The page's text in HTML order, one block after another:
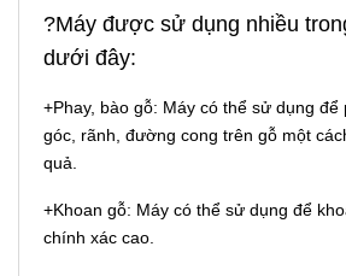
?Máy được sử dụng nhiều
dưới đây:
+Phay, bào gỗ: Máy có thể sử dụng để
góc, rãnh, đường cong trên gỗ một
quả.
+Khoan gỗ: Máy có thể sử dụng để
chính xác cao.